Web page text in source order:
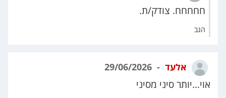
חחחחח. צודק/ת.
הגב
אלעד
אוי…יותר סיני מסיני